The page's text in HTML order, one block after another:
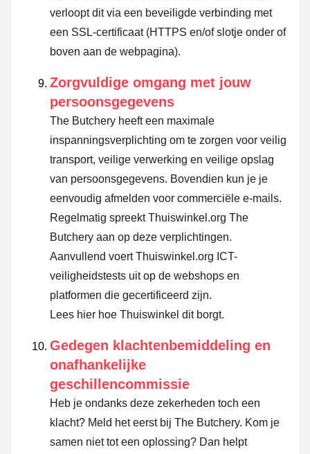
verloopt dit via een beveiligde verbinding met
een SSL-certificaat (HTTPS en/of slotje onder of
boven aan de webpagina).
Zorgvuldige omgang met jouw
persoonsgegevens
The Butchery heeft een maximale
inspanningsverplichting om te zorgen voor veilig
transport, veilige verwerking en veilige opslag
van persoonsgegevens. Bovendien kun je je
eenvoudig afmelden voor commerciële e-mails.
Regelmatig spreekt Thuiswinkel.org The
Butchery aan op deze verplichtingen.
Aanvullend voert Thuiswinkel.org ICT-
veiligheidstests uit op de webshops en
platformen die gecertificeerd zijn.
Lees hier hoe Thuiswinkel dit borgt.
Gedegen klachtenbemiddeling en
onafhankelijke
geschillencommissie
Heb je ondanks deze zekerheden toch een
klacht? Meld het eerst bij The Butchery. Kom je
samen niet tot een oplossing? Dan helpt